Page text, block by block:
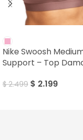
Nike Swoosh
Support – Top
$2.499 $ 2.199